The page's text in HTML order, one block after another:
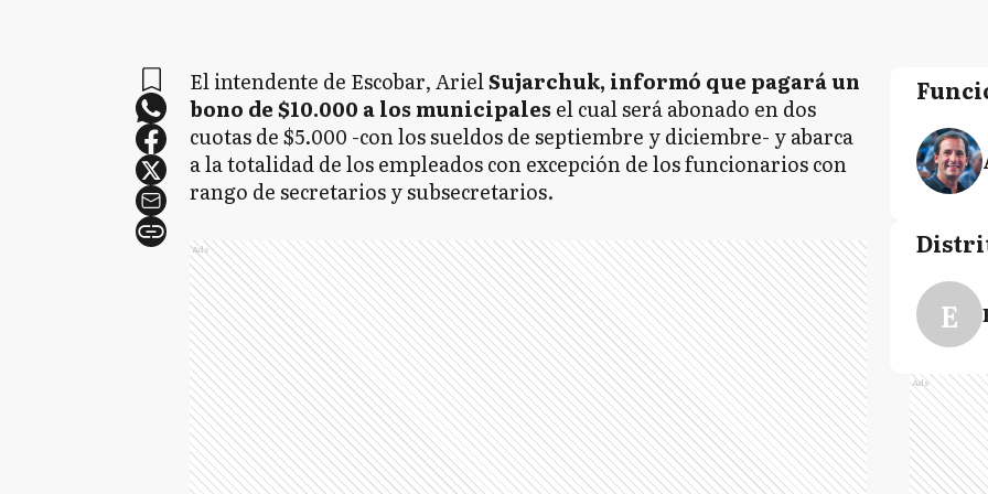
El intendente de Escobar, ArielSujarchuk, informó que pagará un
bono de $10.000 a los municipales el cual será abonado en dos
cuotas de $5.000 -con los sueldos de septiembre y diciembre- y abarca
a la totalidad de los empleados con excepción de los funcionarios con
rango de secretarios y subsecretarios.
Ads
E
Ads